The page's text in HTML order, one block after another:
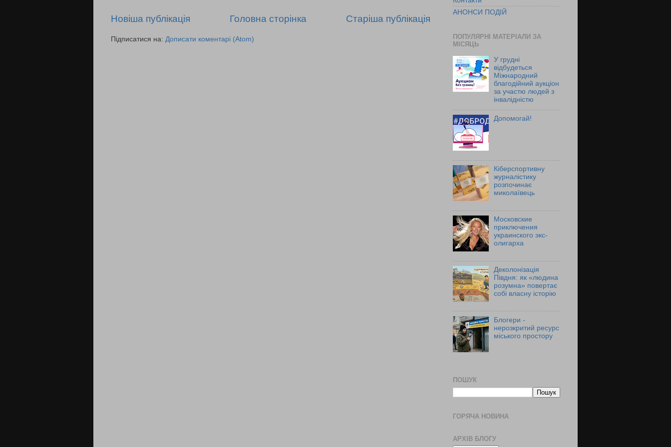
Новіша публікація Старіша публікація
Головна сторінка
Підписатися на: Дописати коментарі (Atom)
АНОНСИ ПОДІЙ
ПОПУЛЯРНІ МАТЕРІАЛИ ЗА
МІСЯЦЬ
У грудні
відбудеться
Міжнародний
благодійний аукціон
за участю людей з
інвалідністю
Допомогай!
Кіберспортивну
журналістику
розпочинає
миколаївець
Московские
приключения
украинского экс-
олигарха
Деколонізація
Півдня: як «людина
розумна» повертає
собі власну історію
Блогери -
нерозкритий ресурс
міського простору
ПОШУК
ГОРЯЧА НОВИНА
АРХІВ БЛОГУ